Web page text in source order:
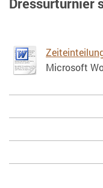
Microsoft